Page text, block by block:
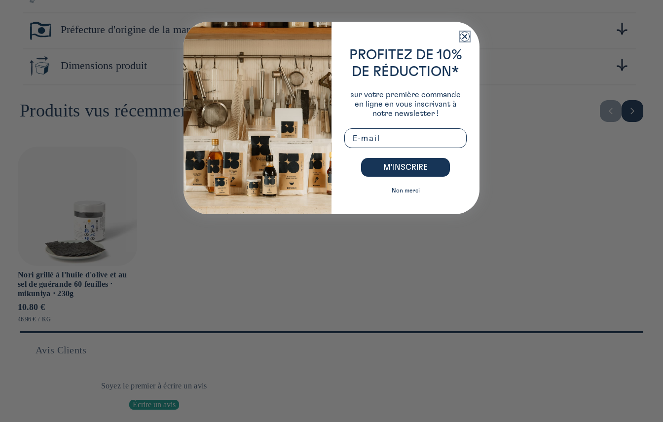
Algue nori grillée (Japon), huile d'olive (Italie, Sicile), Sel de guérande (France, Bretagne)
Préfecture d'origine de la marque
Hiroshima
Dimensions produit
Produits vus récemment
Nori grillé à l'huile d'olive et au
sel de guérande 60 feuilles ⋅
mikuniya ⋅ 230g
Prix
habituel
10.80 €
PRIX
46.96 € / PAR
KG
Avis Clients
Soyez le premier à écrire un avis
Écrire un avis
PROFITEZ DE 10%
DE RÉDUCTION*
sur votre première commande
en ligne en vous inscrivant à
notre newsletter !
Email
M’INSCRIRE
Non merci